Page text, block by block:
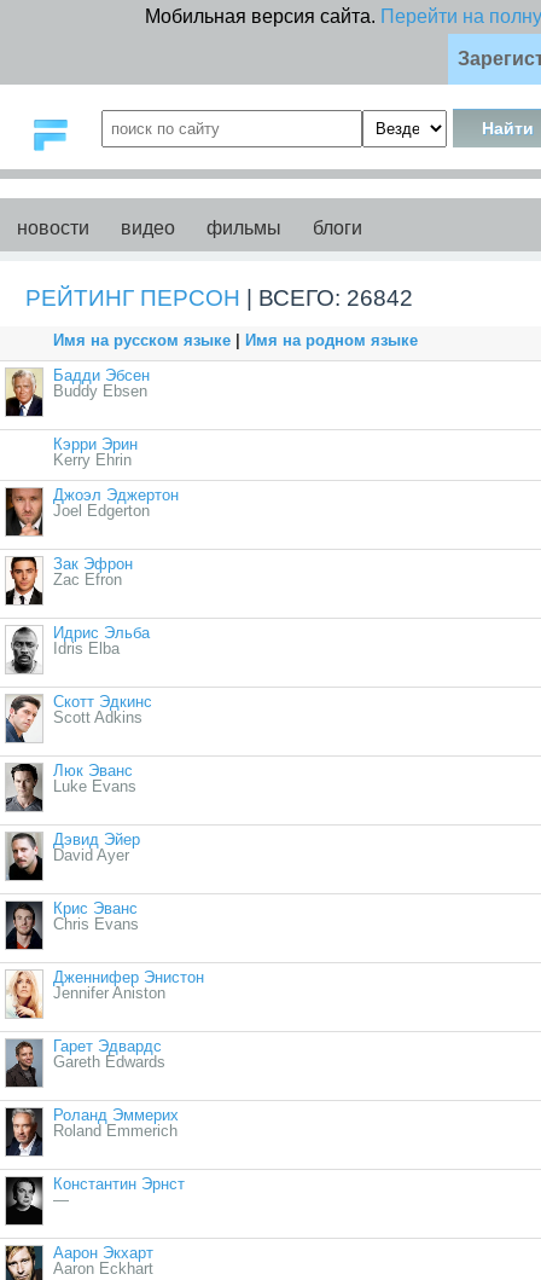
Мобильная версия сайта. Перейти на
новости видео фильмы блоги
РЕЙТИНГ ПЕРСОН | ВСЕГО: 26842
Имя на русском языке
Имя на родном языке
Бадди Эбсен
Buddy Ebsen
Кэрри Эрин
Kerry Ehrin
Джоэл Эджертон
Joel Edgerton
Зак Эфрон
Zac Efron
Идрис Эльба
Idris Elba
Скотт Эдкинс
Scott Adkins
Люк Эванс
Luke Evans
Дэвид Эйер
David Ayer
Крис Эванс
Chris Evans
Дженнифер Энистон
Jennifer Aniston
Гарет Эдвардс
Gareth Edwards
Роланд Эммерих
Roland Emmerich
Константин Эрнст
—
Аарон Экхарт
Aaron Eckhart